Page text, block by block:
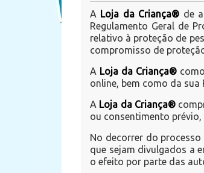
A Loja da Criança® de
Regulamento Geral de
relativo à proteção de
compromisso de
A Loja da Criança®
online, bem como da sua
A Loja da Criança®
ou consentimento
No decorrer do
que sejam divulgados a
o efeito por parte das